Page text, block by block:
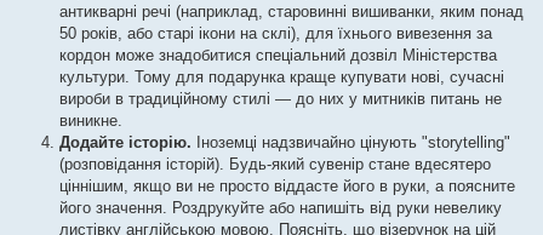
антикварні речі (наприклад, старовинні вишиванки, яким понад
50 років, або старі ікони на склі), для їхнього вивезення за
кордон може знадобитися спеціальний дозвіл Міністерства
культури. Тому для подарунка краще купувати нові, сучасні
вироби в традиційному стилі — до них у митників питань не
виникне.
Додайте історію. Іноземці надзвичайно цінують "storytelling"
(розповідання історій). Будь-який сувенір стане вдесятеро
ціннішим, якщо ви не просто віддасте його в руки, а поясните
його значення. Роздрукуйте або напишіть від руки невелику
листівку англійською мовою. Поясніть, що візерунок на цій